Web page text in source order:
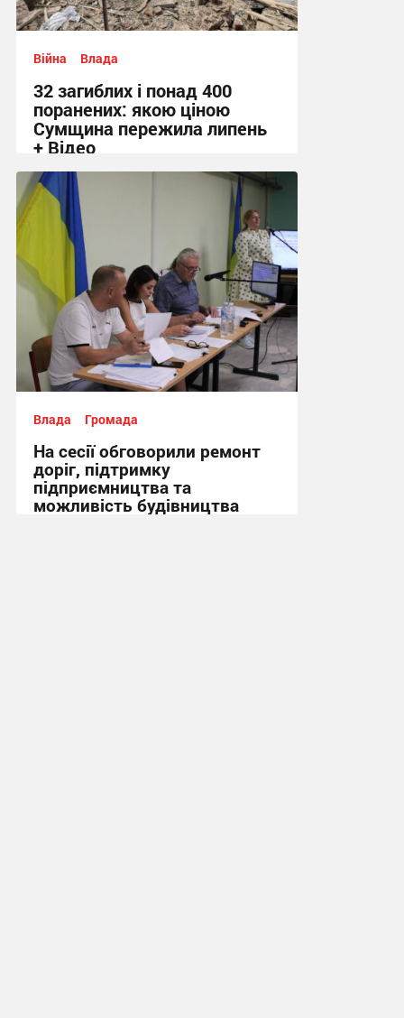
Війна Влада
32 загиблих і понад 400
поранених: якою ціною
Сумщина пережила липень
+ Відео
11:58 вчора
Влада Громада
На сесії обговорили ремонт
доріг, підтримку
підприємництва та
можливість будівництва